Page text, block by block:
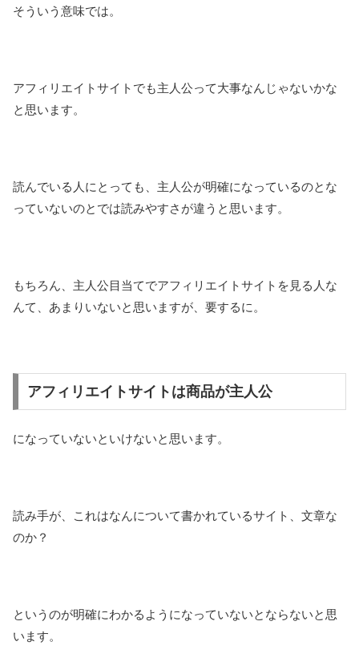
そういう意味では。
アフィリエイトサイトでも主人公って大事なんじゃないかな
と思います。
読んでいる人にとっても、主人公が明確になっているのとな
っていないのとでは読みやすさが違うと思います。
もちろん、主人公目当てでアフィリエイトサイトを見る人な
んて、あまりいないと思いますが、要するに。
アフィリエイトサイトは商品が主人公
になっていないといけないと思います。
読み手が、これはなんについて書かれているサイト、文章な
のか？
というのが明確にわかるようになっていないとならないと思
います。